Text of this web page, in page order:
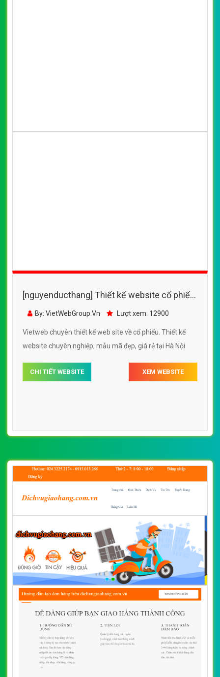
[nguyenducthang] Thiết kế website cổ phiếu,
website cổ phiếu, đầu tư cổ phiếu
By: VietWebGroup.Vn Lượt xem: 12900
Vietweb chuyên thiết kế web site về cổ phiếu. Thiết kế
website chuyên nghiệp, mẫu mã đẹp, giá rẻ tại Hà Nội
CHI TIẾT WEBSITE XEM WEBSITE